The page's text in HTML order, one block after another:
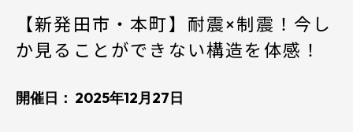
【新発田市・本町】耐震×制震！今し
か見ることができない構造を体感！
開催日： 2025年12月27日